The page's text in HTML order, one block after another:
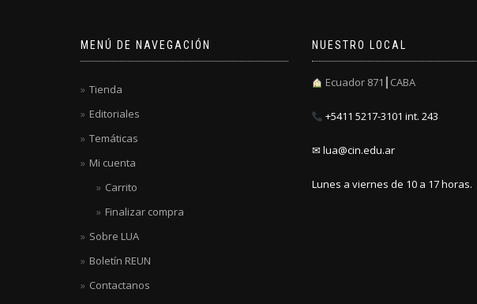
MENÚ DE NAVEGACIÓN
Tienda
Editoriales
Temáticas
Mi cuenta
Carrito
Finalizar compra
Sobre LUA
Boletín REUN
Contactanos
NUESTRO LOCAL
Ecuador 871┃CABA
+5411 5217-3101 int. 243
✉ lua@cin.edu.ar
Lunes a viernes de 10 a 17 horas.